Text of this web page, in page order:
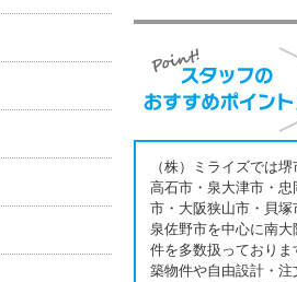
（株）ミライズでは堺
高石市・泉大津市・忠
市・大阪狭山市・貝塚
泉佐野市を中心に南大
件を多数扱っており
築物件や自由設計・注